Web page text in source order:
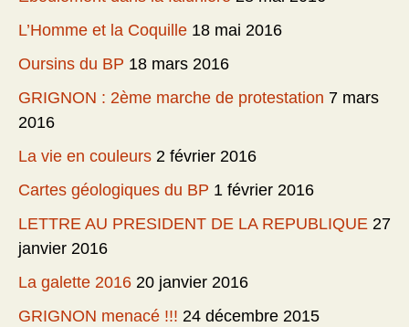
L’Homme et la Coquille 18 mai 2016
Oursins du BP 18 mars 2016
GRIGNON : 2ème marche de protestation 7 mars
2016
La vie en couleurs 2 février 2016
Cartes géologiques du BP 1 février 2016
LETTRE AU PRESIDENT DE LA REPUBLIQUE 27
janvier 2016
La galette 2016 20 janvier 2016
GRIGNON menacé !!! 24 décembre 2015